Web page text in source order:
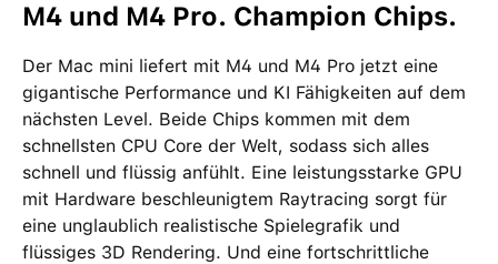
M4 und M4 Pro. Champion Chips.
Der Mac mini liefert mit M4 und M4 Pro jetzt eine
gigantische Performance und KI Fähigkeiten auf dem
nächsten Level. Beide Chips kommen mit dem
schnellsten CPU Core der Welt, sodass sich alles
schnell und flüssig anfühlt. Eine leistungsstarke GPU
mit Hardware beschleunigtem Raytracing sorgt für
eine unglaublich realistische Spiele­grafik und
flüssiges 3D Rendering. Und eine fortschrittliche